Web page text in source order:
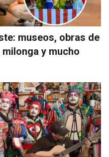
museos, obras de
y mucho